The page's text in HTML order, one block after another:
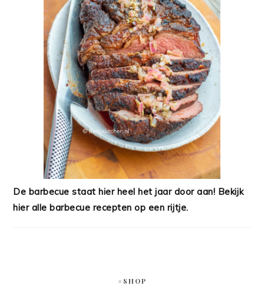
De barbecue staat hier heel het jaar door aan! Bekijk
hier alle barbecue recepten op een rijtje.
#SHOP